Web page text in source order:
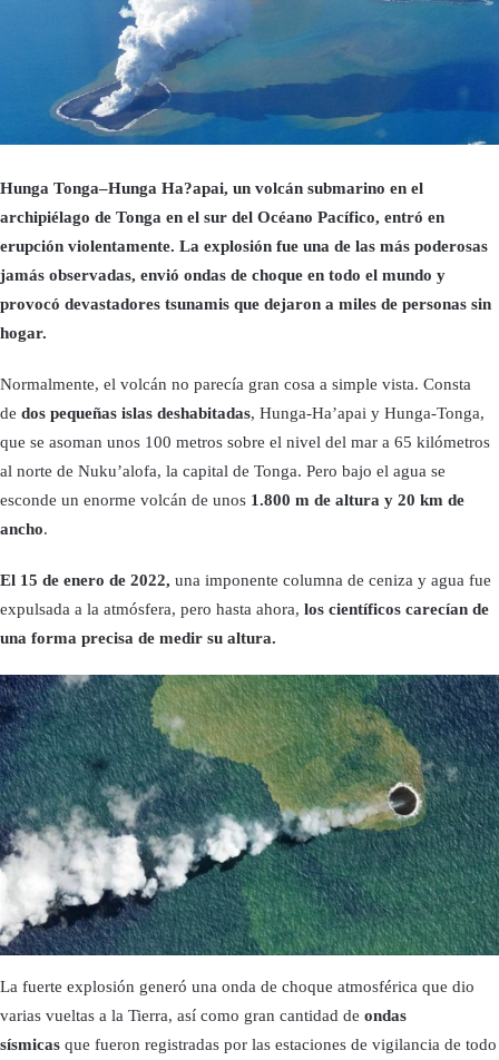
Hunga Tonga–Hunga Ha?apai, un volcán submarino en el
archipiélago de Tonga en el sur del Océano Pacífico, entró en
erupción violentamente. La explosión fue una de las más poderosas
jamás observadas, envió ondas de choque en todo el mundo y
provocó devastadores tsunamis que dejaron a miles de personas sin
hogar.
Normalmente, el volcán no parecía gran cosa a simple vista. Consta
de dos pequeñas islas deshabitadas, Hunga-Ha’apai y Hunga-Tonga,
que se asoman unos 100 metros sobre el nivel del mar a 65 kilómetros
al norte de Nuku’alofa, la capital de Tonga. Pero bajo el agua se
esconde un enorme volcán de unos 1.800 m de altura y 20 km de
ancho.
El 15 de enero de 2022, una imponente columna de ceniza y agua fue
expulsada a la atmósfera, pero hasta ahora, los científicos carecían de
una forma precisa de medir su altura.
La fuerte explosión generó una onda de choque atmosférica que dio
varias vueltas a la Tierra, así como gran cantidad de ondas
sísmicas que fueron registradas por las estaciones de vigilancia de todo